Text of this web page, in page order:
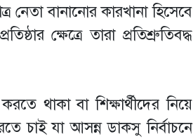
নেতা বানানোর কারখানা হিসেবে
ক্ষেত্রে তারা প্রতিশ্রুতিবদ্ধ
থাকা বা শিক্ষার্থীদের নিয়ে
চাই যা আসন্ন ডাকসু নির্বাচনে